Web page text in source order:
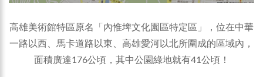
高雄美術館特區原名「內惟埤文化園區特定區」，位在中華
一路以西、馬卡道路以東、高雄愛河以北所圍成的區域內，
面積廣達176公頃，其中公園綠地就有41公頃！